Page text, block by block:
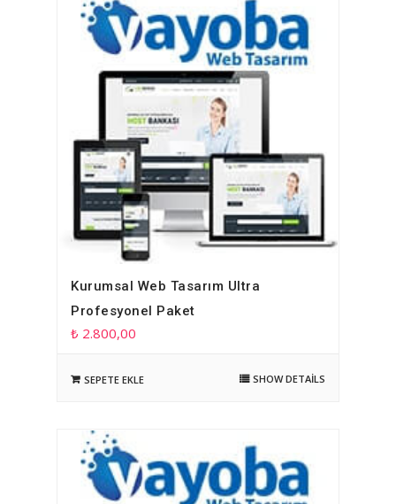
Kurumsal Web Tasarım Ultra
Profesyonel Paket
₺ 2.800,00
SEPETE EKLE SHOW DETAILS